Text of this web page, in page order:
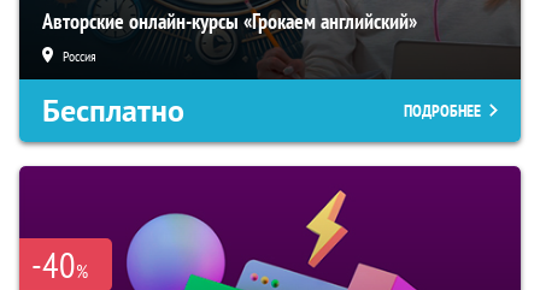
Авторские онлайн-курсы «Грокаем английский»
Россия
Бесплатно ПОДРОБНЕЕ
-40%